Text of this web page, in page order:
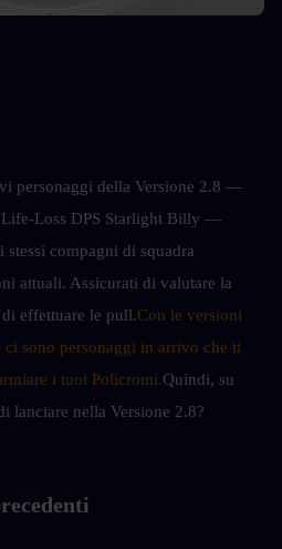
personaggi della Versione 2.8 —
Loss DPS Starlight Billy —
stessi compagni di squadra
attuali. Assicurati di valutare la
effettuare le pull.Con le versioni
ci sono personaggi in arrivo che ti
i tuoi Policromi.Quindi, su
lanciare nella Versione 2.8?